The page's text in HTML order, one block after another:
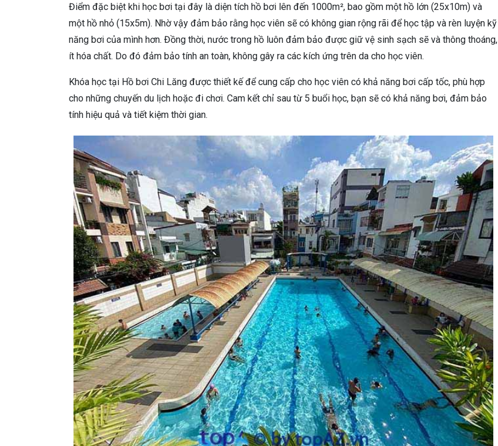
Điểm đặc biệt khi học bơi tại đây là diện tích hồ bơi lên đến 1000m², bao gồm một hồ lớn (25x10m) và
một hồ nhỏ (15x5m). Nhờ vậy đảm bảo rằng học viên sẽ có không gian rộng rãi để học tập và rèn luyện kỹ
năng bơi của mình hơn. Đồng thời, nước trong hồ luôn đảm bảo được giữ vệ sinh sạch sẽ và thông thoáng,
ít hóa chất. Do đó đảm bảo tính an toàn, không gây ra các kích ứng trên da cho học viên.
Khóa học tại Hồ bơi Chi Lăng được thiết kế để cung cấp cho học viên có khả năng bơi cấp tốc, phù hợp
cho những chuyến du lịch hoặc đi chơi. Cam kết chỉ sau từ 5 buổi học, bạn sẽ có khả năng bơi, đảm bảo
tính hiệu quả và tiết kiệm thời gian.